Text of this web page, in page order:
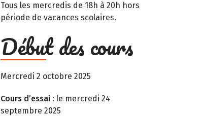
Tous les mercredis de 18h à 20h hors
période de vacances scolaires.
Début des cours
Mercredi 2 octobre 2025
Cours d’essai : le mercredi 24
septembre 2025